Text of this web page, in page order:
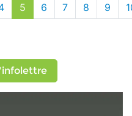
5 6 7 8 9